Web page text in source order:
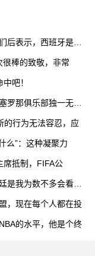
后表示，西班牙是既
棒的致敬，非常
吧！
罗那俱乐部独一无
的行为无法容忍，应
么”：这种凝聚力
席抵制，FIFA公
是我为数不多会看的
，现在每个人都在投
的水平，他是个终